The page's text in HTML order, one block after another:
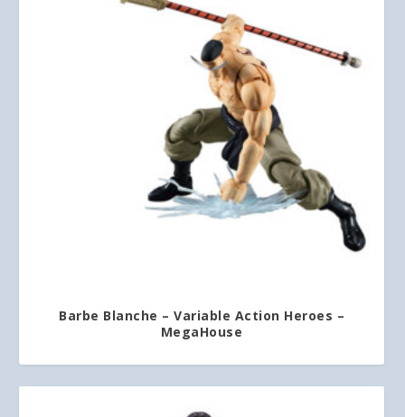
Barbe Blanche – Variable Action Heroes –
MegaHouse